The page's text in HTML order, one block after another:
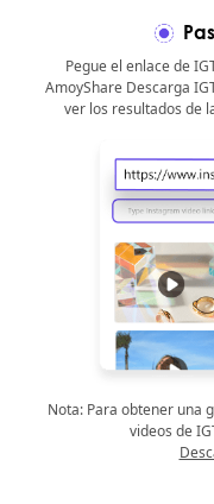
Pegue el enlace de
AmoyShare Descarga
ver los resultados de
Nota: Para obtener una
videos de